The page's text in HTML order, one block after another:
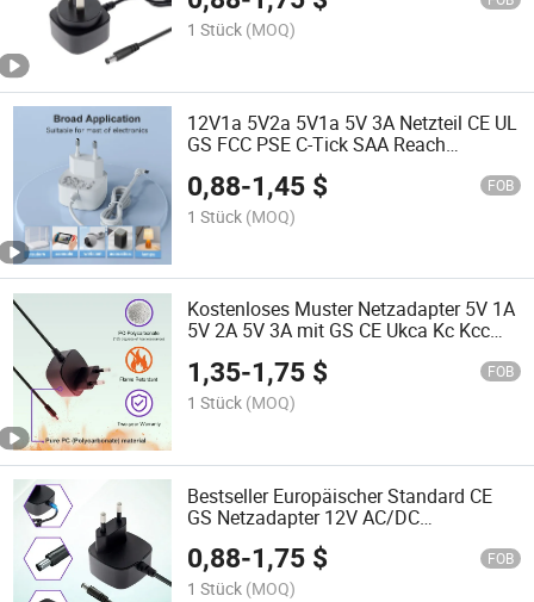
1 Stück (MOQ)
12V1a 5V2a 5V1a 5V 3A Netzteil CE UL
GS FCC PSE C-Tick SAA Reach
Kc Kcc AC/DC Netzadapter
0,88-1,45 $ FOB
1 Stück (MOQ)
Kostenloses Muster Netzadapter 5V 1A
5V 2A 5V 3A mit GS CE Ukca Kc Kcc
PSE UL FCC C-Tick SAA RoHS 12V DC
Backup-Batterie für CCTV
1,35-1,75 $ FOB
1 Stück (MOQ)
Bestseller Europäischer Standard CE
GS Netzadapter 12V AC/DC
Netzadapter Stromversorgung PSE UL
FCC SAA C-Tick RoHS 5W 6W 10W
12W 15W Netzadapter 5V 2A
0,88-1,75 $ FOB
1 Stück (MOQ)